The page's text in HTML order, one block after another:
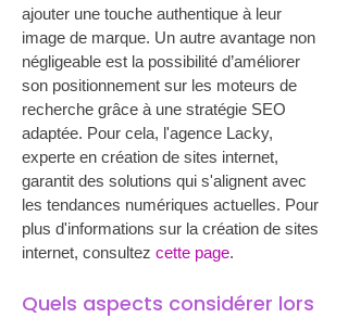
ajouter une touche authentique à leur
image de marque. Un autre avantage non
négligeable est la possibilité d’améliorer
son positionnement sur les moteurs de
recherche grâce à une stratégie SEO
adaptée. Pour cela, l'agence Lacky,
experte en création de sites internet,
garantit des solutions qui s'alignent avec
les tendances numériques actuelles. Pour
plus d'informations sur la création de sites
internet, consultez cette page.
Quels aspects considérer lors